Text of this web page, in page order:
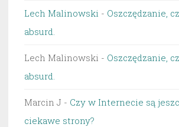
Lech Malinowski - Oszczędzanie,
absurd.
Lech Malinowski - Oszczędzanie,
absurd.
Marcin J - Czy w Internecie są
ciekawe strony?